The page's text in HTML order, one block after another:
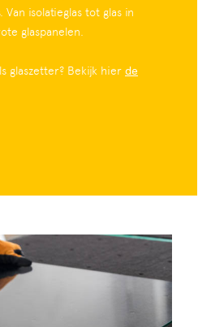
isolatieglas tot glas in
glaspanelen.
glaszetter? Bekijk hier de